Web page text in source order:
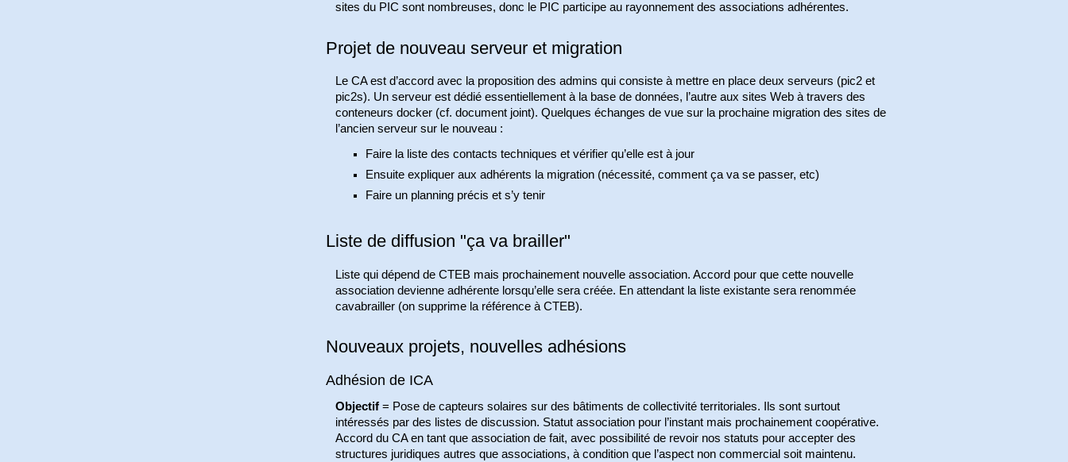
sites du PIC sont nombreuses, donc le PIC participe au rayonnement des associations adhérentes.
Projet de nouveau serveur et migration
Le CA est d’accord avec la proposition des admins qui consiste à mettre en place deux serveurs (pic2 et
pic2s). Un serveur est dédié essentiellement à la base de données, l’autre aux sites Web à travers des
conteneurs docker (cf. document joint). Quelques échanges de vue sur la prochaine migration des sites de
l’ancien serveur sur le nouveau :
Faire la liste des contacts techniques et vérifier qu’elle est à jour
Ensuite expliquer aux adhérents la migration (nécessité, comment ça va se passer, etc)
Faire un planning précis et s’y tenir
Liste de diffusion "ça va brailler"
Liste qui dépend de CTEB mais prochainement nouvelle association. Accord pour que cette nouvelle
association devienne adhérente lorsqu’elle sera créée. En attendant la liste existante sera renommée
cavabrailler (on supprime la référence à CTEB).
Nouveaux projets, nouvelles adhésions
Adhésion de ICA
Objectif= Pose de capteurs solaires sur des bâtiments de collectivité territoriales. Ils sont surtout
intéressés par des listes de discussion. Statut association pour l’instant mais prochainement coopérative.
Accord du CA en tant que association de fait, avec possibilité de revoir nos statuts pour accepter des
structures juridiques autres que associations, à condition que l’aspect non commercial soit maintenu.